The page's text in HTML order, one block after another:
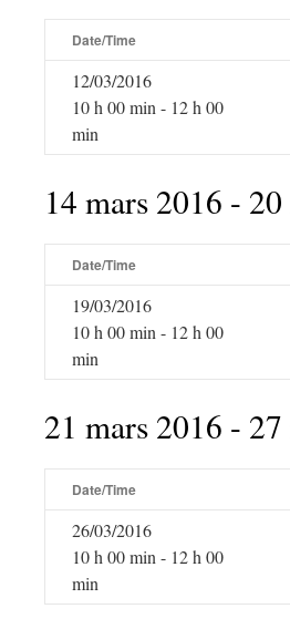
Date/Time
12/03/2016
10 h 00 min - 12 h 00
min
14 mars 2016 -
Date/Time
19/03/2016
10 h 00 min - 12 h 00
min
21 mars 2016 -
Date/Time
26/03/2016
10 h 00 min - 12 h 00
min